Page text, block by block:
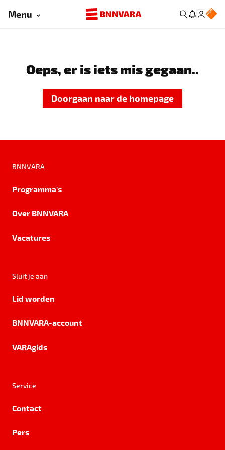
Menu
Oeps, er is iets mis gegaan..
Doorgaan naar de homepage
BNNVARA
Programma's
Over BNNVARA
Vacatures
Sluit je aan
Lid worden
BNNVARA-account
VARAgids
Service
Contact
Pers